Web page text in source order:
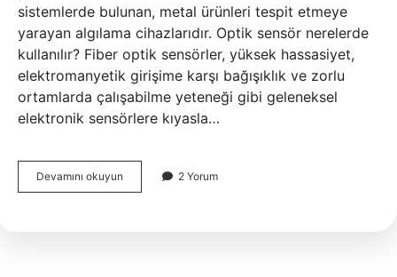
sistemlerde bulunan, metal ürünleri tespit etmeye
yarayan algılama cihazlarıdır. Optik sensör nerelerde
kullanılır? Fiber optik sensörler, yüksek hassasiyet,
elektromanyetik girişime karşı bağışıklık ve zorlu
ortamlarda çalışabilme yeteneği gibi geleneksel
elektronik sensörlere kıyasla…
Devamını okuyun
Sensörü
2 Yorum